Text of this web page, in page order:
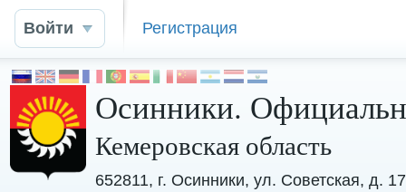
Войти Регистрация
Осинники.
Кемеровская область
652811, г. Осинники, ул. Советская, д.